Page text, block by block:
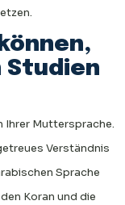
Studien
Ihrer Muttersprache.
Verständnis
Sprache
Koran und die